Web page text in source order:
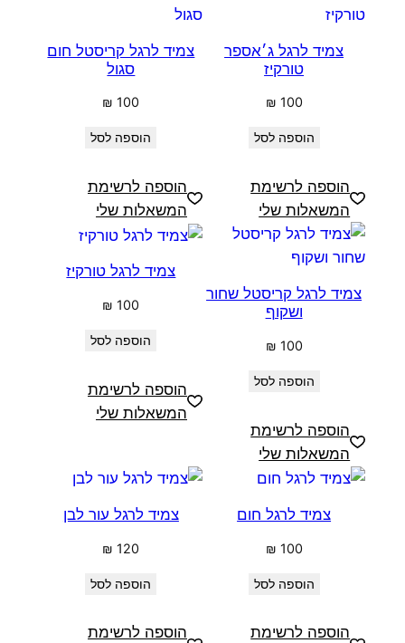
צמיד לרגל ג׳אספר
טורקיז
₪ 100
הוספה לסל
הוספה לרשימת
המשאלות שלי
צמיד לרגל קריסטל חום
סגול
₪ 100
הוספה לסל
הוספה לרשימת
המשאלות שלי
צמיד לרגל קריסטל שחור
ושקוף
₪ 100
הוספה לסל
הוספה לרשימת
המשאלות שלי
צמיד לרגל טורקיז
₪ 100
הוספה לסל
הוספה לרשימת
המשאלות שלי
צמיד לרגל חום
₪ 100
הוספה לסל
הוספה לרשימת
צמיד לרגל עור לבן
₪ 120
הוספה לסל
הוספה לרשימת